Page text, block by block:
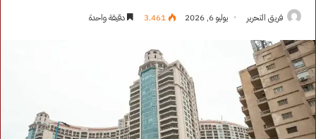
فريق التحرير يوليو 6, 2026 3٬461 دقيقة واحدة